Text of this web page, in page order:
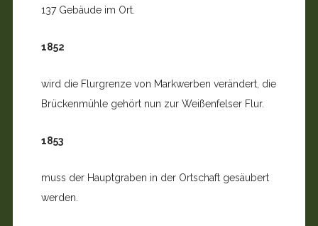
137 Gebäude im Ort.
1852
wird die Flurgrenze von Markwerben verändert, die
Brückenmühle gehört nun zur Weißenfelser Flur.
1853
muss der Hauptgraben in der Ortschaft gesäubert
werden.